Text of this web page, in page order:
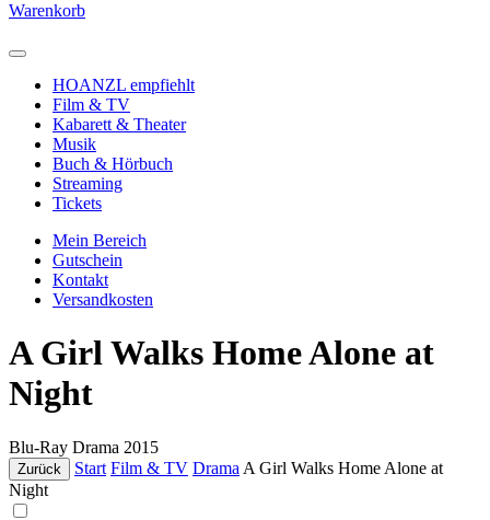
Warenkorb
HOANZL empfiehlt
Film & TV
Kabarett & Theater
Musik
Buch & Hörbuch
Streaming
Tickets
Mein Bereich
Gutschein
Kontakt
Versandkosten
A Girl Walks Home Alone at
Night
Blu-Ray Drama 2015
Zurück Start Film & TV Drama A Girl Walks Home Alone at
Night